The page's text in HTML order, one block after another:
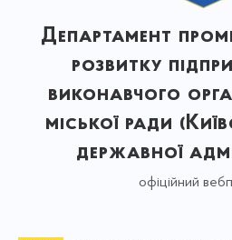
Департамент
розвитку
виконавчого
міської ради
державної
офіційний